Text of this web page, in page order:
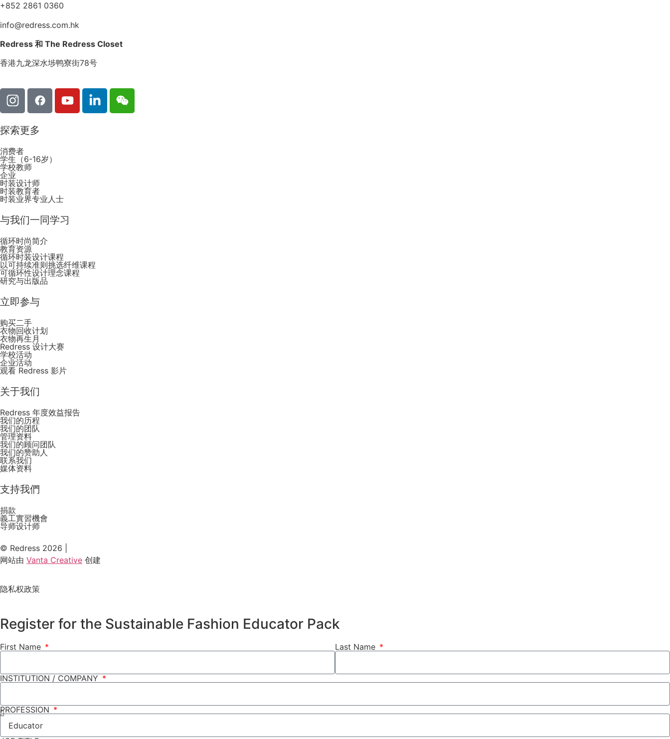
+852 2861 0360
info@redress.com.hk
Redress 和 The Redress Closet
香港九龙深水埗鸭寮街78号
探索更多
消费者
学生（6-16岁）
学校教师
企业
时装设计师
时装教育者
时装业界专业人士
与我们一同学习
循环时尚简介
教育资源
循环时装设计课程
以可持续准则挑选纤维课程
可循环性设计理念课程
研究与出版品
立即参与
购买二手
衣物回收计划
衣物再生月
Redress 设计大赛
学校活动
企业活动
观看 Redress 影片
关于我们
Redress 年度效益报告
我们的历程
我们的团队
管理资料
我们的顾问团队
我们的赞助人
联系我们
媒体资料
支持我們
捐款
義工實習機會
导师设计师
© Redress 2026 |
网站由 Vanta Creative 创建
隐私权政策
Register for the Sustainable Fashion Educator Pack
First Name Last Name
INSTITUTION / COMPANY
PROFESSION